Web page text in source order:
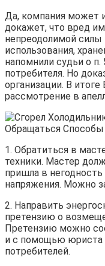
Да, компания может
докажет, что вред
непреодолимой силы
использования,
напомнили судьи о п.
потребителя. Но
организации. В
рассмотрение в
1. Обратиться в
техники. Мастер
пришла в негодность
напряжения. Можно
2. Направить
претензию о
Претензию можно
и с помощью юриста
потребителей.